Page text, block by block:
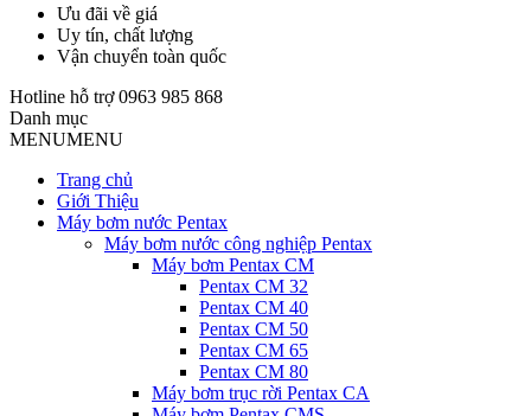
Ưu đãi về giá
Uy tín, chất lượng
Vận chuyển toàn quốc
Hotline hỗ trợ 0963 985 868
Danh mục
MENUMENU
Trang chủ
Giới Thiệu
Máy bơm nước Pentax
Máy bơm nước công nghiệp Pentax
Máy bơm Pentax CM
Pentax CM 32
Pentax CM 40
Pentax CM 50
Pentax CM 65
Pentax CM 80
Máy bơm trục rời Pentax CA